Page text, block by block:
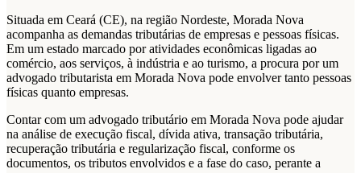
Situada em Ceará (CE), na região Nordeste, Morada Nova
acompanha as demandas tributárias de empresas e pessoas físicas.
Em um estado marcado por atividades econômicas ligadas ao
comércio, aos serviços, à indústria e ao turismo, a procura por um
advogado tributarista em Morada Nova pode envolver tanto pessoas
físicas quanto empresas.
Contar com um advogado tributário em Morada Nova pode ajudar
na análise de execução fiscal, dívida ativa, transação tributária,
recuperação tributária e regularização fiscal, conforme os
documentos, os tributos envolvidos e a fase do caso, perante a